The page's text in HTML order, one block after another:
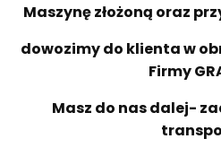
Maszynę złożoną oraz
dowozimy do klienta w
Firmy
Masz do nas dalej-